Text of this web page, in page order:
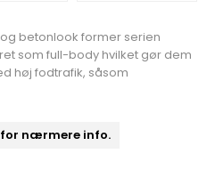
betonlook former serien
som full-body hvilket gør dem
høj fodtrafik, såsom
nærmere info.